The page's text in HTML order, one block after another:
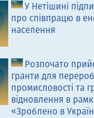
У Нетішині
про співпрацю в
населення
Розпочато
гранти для
промисловості та
відновлення в
«Зроблено в